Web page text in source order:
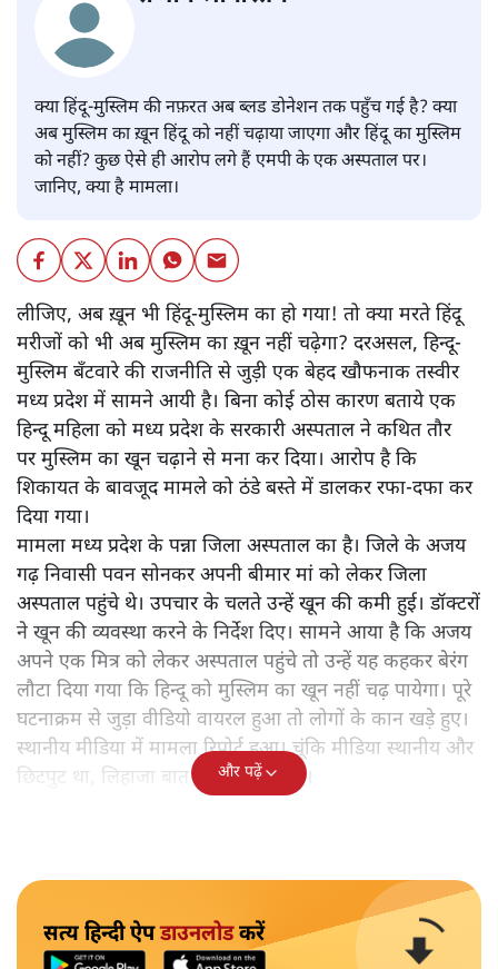
क्या हिंदू-मुस्लिम की नफ़रत अब ब्लड डोनेशन तक पहुँच गई है? क्या
अब मुस्लिम का ख़ून हिंदू को नहीं चढ़ाया जाएगा और हिंदू का मुस्लिम
को नहीं? कुछ ऐसे ही आरोप लगे हैं एमपी के एक अस्पताल पर।
जानिए, क्या है मामला।
लीजिए, अब ख़ून भी हिंदू-मुस्लिम का हो गया! तो क्या मरते हिंदू
मरीजों को भी अब मुस्लिम का ख़ून नहीं चढ़ेगा? दरअसल, हिन्दू-
मुस्लिम बँटवारे की राजनीति से जुड़ी एक बेहद खौफनाक तस्वीर
मध्य प्रदेश में सामने आयी है। बिना कोई ठोस कारण बताये एक
हिन्दू महिला को मध्य प्रदेश के सरकारी अस्पताल ने कथित तौर
पर मुस्लिम का खून चढ़ाने से मना कर दिया। आरोप है कि
शिकायत के बावजूद मामले को ठंडे बस्ते में डालकर रफा-दफा कर
दिया गया।
मामला मध्य प्रदेश के पन्ना जिला अस्पताल का है। जिले के अजय
गढ़ निवासी पवन सोनकर अपनी बीमार मां को लेकर जिला
अस्पताल पहुंचे थे। उपचार के चलते उन्हें खून की कमी हुई। डॉक्टरों
ने खून की व्यवस्था करने के निर्देश दिए। सामने आया है कि अजय
अपने एक मित्र को लेकर अस्पताल पहुंचे तो उन्हें यह कहकर बेरंग
लौटा दिया गया कि हिन्दू को मुस्लिम का खून नहीं चढ़ पायेगा। पूरे
घटनाक्रम से जुड़ा वीडियो वायरल हुआ तो लोगों के कान खड़े हुए।
स्थानीय मीडिया में मामला रिपोर्ट हुआ। चूंकि मीडिया स्थानीय और
छिटपुट था, लिहाजा बात आयी गई हो गई।
और पढ़ें
सत्य हिन्दी ऐपडाउनलोडकरें